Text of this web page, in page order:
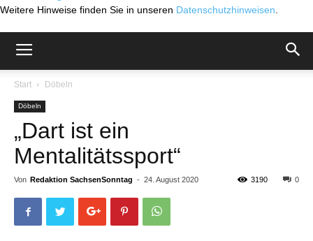
Weitere Hinweise finden Sie in unseren Datenschutzhinweisen
Start Döbeln
Döbeln
„Dart ist ein
Mentalitätssport“
Von Redaktion SachsenSonntag - 24. August 2020 0
3190